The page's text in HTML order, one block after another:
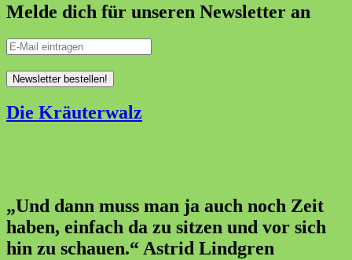
Melde dich für unseren Newsletter an
Die Kräuterwalz
„Und dann muss man ja auch noch Zeit
haben, einfach da zu sitzen und vor sich
hin zu schauen.“ Astrid Lindgren